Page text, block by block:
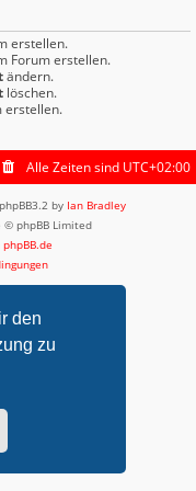
den
zu
erstellen.
Forum erstellen.
ändern.
löschen.
erstellen.
Alle Zeiten sind UTC+02:00
by Ian Bradley
© phpBB Limited
phpBB.de